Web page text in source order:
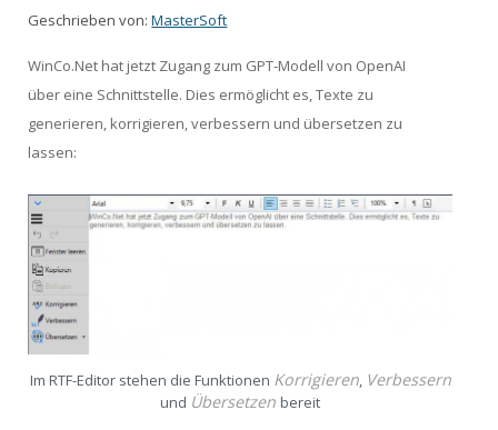
Geschrieben von: MasterSoft
WinCo.Net hat jetzt Zugang zum GPT-Modell von OpenAI
über eine Schnittstelle. Dies ermöglicht es, Texte zu
generieren, korrigieren, verbessern und übersetzen zu
lassen:
Im RTF-Editor stehen die Funktionen Korrigieren, Verbessern
und Übersetzenbereit